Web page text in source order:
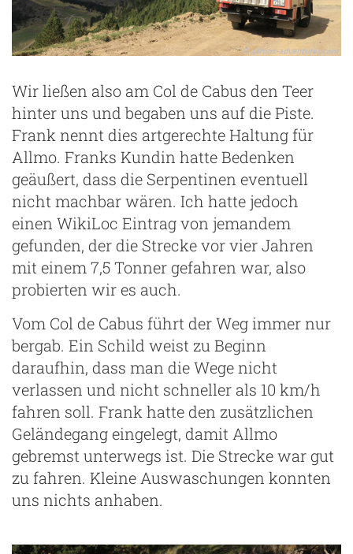
Wir ließen also am Col de Cabus den Teer
hinter uns und begaben uns auf die Piste.
Frank nennt dies artgerechte Haltung für
Allmo. Franks Kundin hatte Bedenken
geäußert, dass die Serpentinen eventuell
nicht machbar wären. Ich hatte jedoch
einen WikiLoc Eintrag von jemandem
gefunden, der die Strecke vor vier Jahren
mit einem 7,5 Tonner gefahren war, also
probierten wir es auch.
Vom Col de Cabus führt der Weg immer nur
bergab. Ein Schild weist zu Beginn
daraufhin, dass man die Wege nicht
verlassen und nicht schneller als 10 km/h
fahren soll. Frank hatte den zusätzlichen
Geländegang eingelegt, damit Allmo
gebremst unterwegs ist. Die Strecke war gut
zu fahren. Kleine Auswaschungen konnten
uns nichts anhaben.